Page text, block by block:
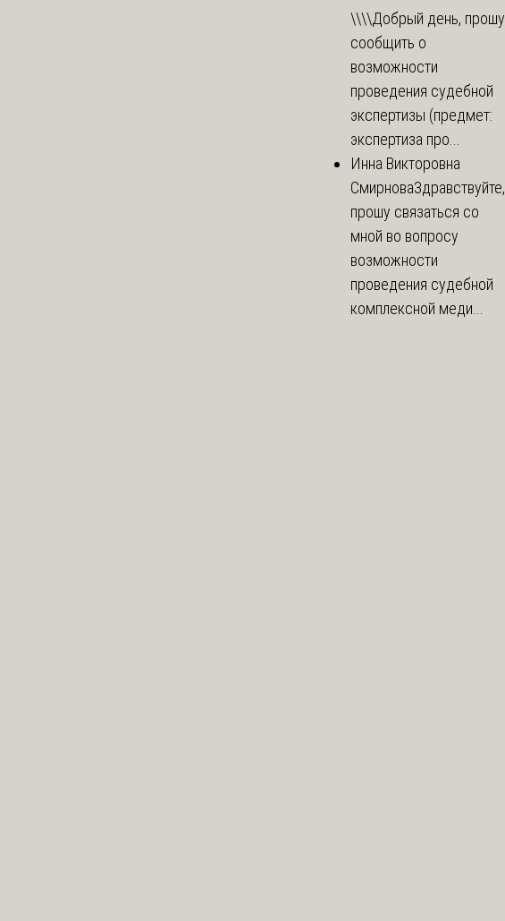
\\\\Добрый день, прошу
сообщить о
возможности
проведения судебной
экспертизы (предмет:
экспертиза про...
Инна Викторовна
СмирноваЗдравствуйте,
прошу связаться со
мной во вопросу
возможности
проведения судебной
комплексной меди...